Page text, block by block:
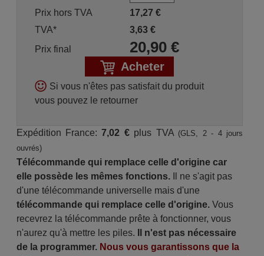
Prix hors TVA
17,27 €
TVA*
3,63€
Prix final
20,90€
Acheter
Si vous n'êtes pas satisfait du produit
vous pouvez le retourner
Expédition France:7,02 €plus TVA (GLS, 2 - 4 jours
ouvrés)
Télécommande qui remplace celle d'origine car
elle possède les mêmes fonctions.Il ne s'agit pas
d'une télécommande universelle mais d'une
télécommande qui remplace celle d'origine.Vous
recevrez la télécommande prête à fonctionner, vous
n'aurez qu'à mettre les piles.
Il n'est pas nécessaire
de la programmer. Nous vous garantissons que la